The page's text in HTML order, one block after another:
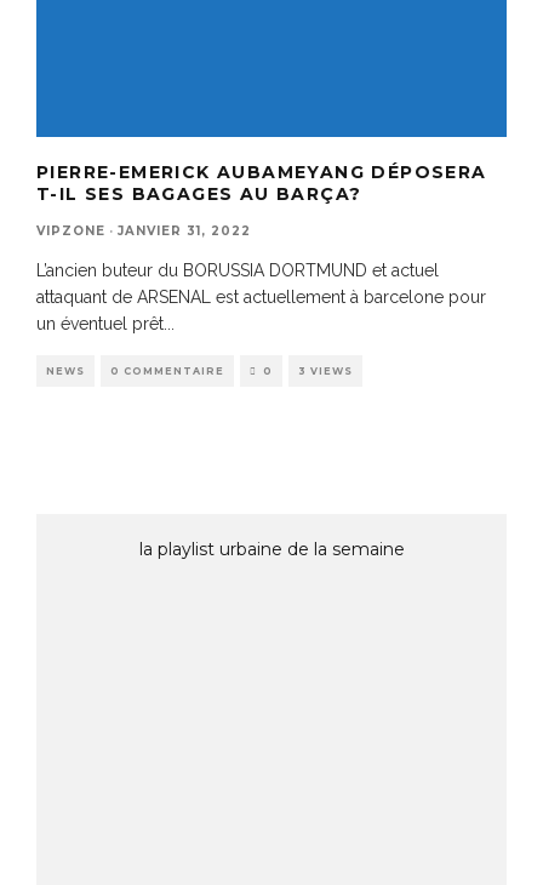
PIERRE-EMERICK AUBAMEYANG DÉPOSERA
T-IL SES BAGAGES AU BARÇA?
VIPZONE · JANVIER 31, 2022
L’ancien buteur du BORUSSIA DORTMUND et actuel
attaquant de ARSENAL est actuellement à barcelone pour
un éventuel prêt...
NEWS 0 COMMENTAIRE 0 3 VIEWS
la playlist urbaine de la semaine